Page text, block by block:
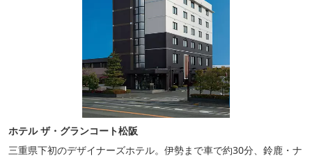
ホテル ザ・グランコート松阪
三重県下初のデザイナーズホテル。伊勢まで車で約30分、鈴鹿・ナ